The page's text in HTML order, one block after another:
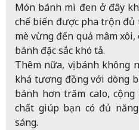
Món bánh mì đen ở đây
chế biến được pha trộn đủ
mè vừng đến quả mâm
bánh đặc sắc khó tả.
Thêm nữa, vị bánh không
khá tương đồng với dòng
bánh hơn trăm calo,
chất giúp bạn có đủ
sáng.